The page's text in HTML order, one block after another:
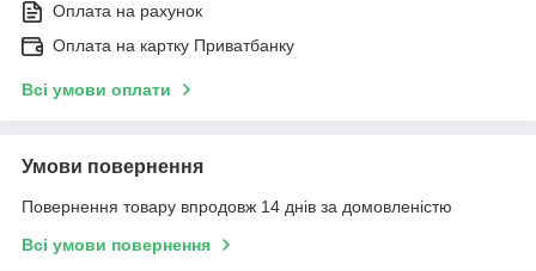
Оплата на рахунок
Оплата на картку Приватбанку
Всі умови оплати
Умови повернення
Повернення товару впродовж 14 днів за домовленістю
Всі умови повернення